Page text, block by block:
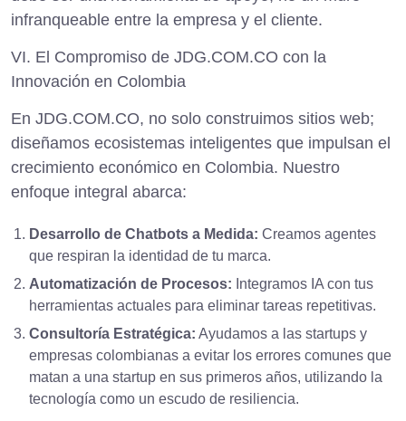
infranqueable entre la empresa y el cliente.
VI. El Compromiso de JDG.COM.CO con la
Innovación en Colombia
En JDG.COM.CO, no solo construimos sitios web;
diseñamos ecosistemas inteligentes que impulsan el
crecimiento económico en Colombia. Nuestro
enfoque integral abarca:
Desarrollo de Chatbots a Medida: Creamos agentes
que respiran la identidad de tu marca.
Automatización de Procesos: Integramos IA con tus
herramientas actuales para eliminar tareas repetitivas.
Consultoría Estratégica: Ayudamos a las startups y
empresas colombianas a evitar los errores comunes que
matan a una startup en sus primeros años, utilizando la
tecnología como un escudo de resiliencia.